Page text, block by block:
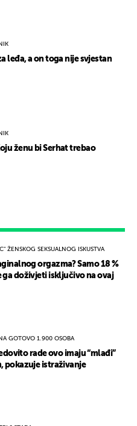
ŽENSKOG SEKSUALNOG ISKUSTVA
orgazma? Samo 18 %
ga doživjeti isključivo na ovaj
GOTOVO 1.900 OSOBA
rade ovo imaju “mlađi”
pokazuje istraživanje
leđa, a on toga nije svjestan
ženu bi Serhat trebao